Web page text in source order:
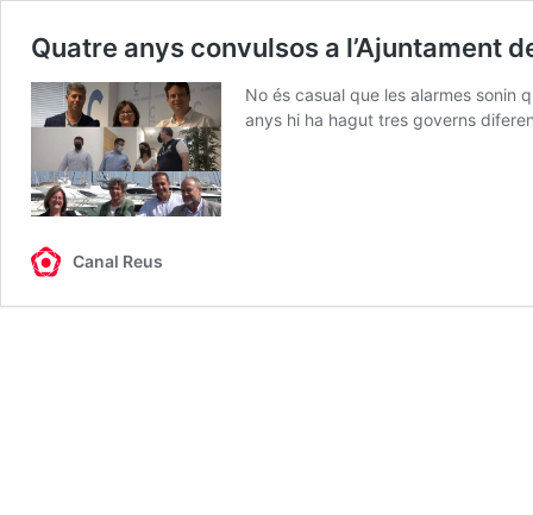
Quatre anys convulsos a l’Ajuntament
No és casual que les alarmes sonin
anys hi ha hagut tres governs
Canal Reus